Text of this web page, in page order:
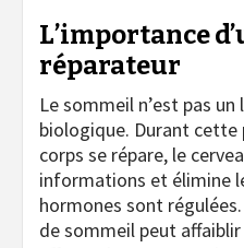
L’importance
réparateur
Le sommeil n’est pas
biologique. Durant cette
corps se répare, le
informations et élimine
hormones sont
de sommeil peut